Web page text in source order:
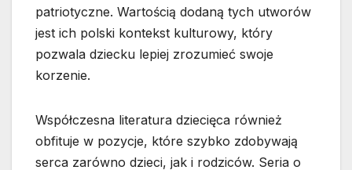
patriotyczne. Wartością dodaną tych utworów
jest ich polski kontekst kulturowy, który
pozwala dziecku lepiej zrozumieć swoje
korzenie.
Współczesna literatura dziecięca również
obfituje w pozycje, które szybko zdobywają
serca zarówno dzieci, jak i rodziców. Seria o